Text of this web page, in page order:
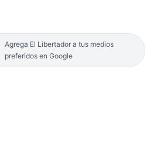
Agrega El Libertador a tus medios
preferidos en Google